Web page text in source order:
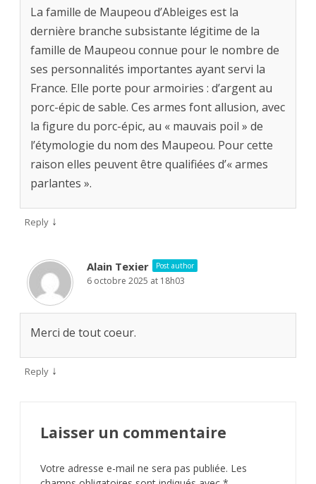
La famille de Maupeou d’Ableiges est la
dernière branche subsistante légitime de la
famille de Maupeou connue pour le nombre de
ses personnalités importantes ayant servi la
France. Elle porte pour armoiries : d’argent au
porc-épic de sable. Ces armes font allusion, avec
la figure du porc-épic, au « mauvais poil » de
l’étymologie du nom des Maupeou. Pour cette
raison elles peuvent être qualifiées d’« armes
parlantes ».
Reply ↓
Alain Texier Post author
6 octobre 2025 at 18h03
Merci de tout coeur.
Reply ↓
Laisser un commentaire
Votre adresse e-mail ne sera pas publiée. Les